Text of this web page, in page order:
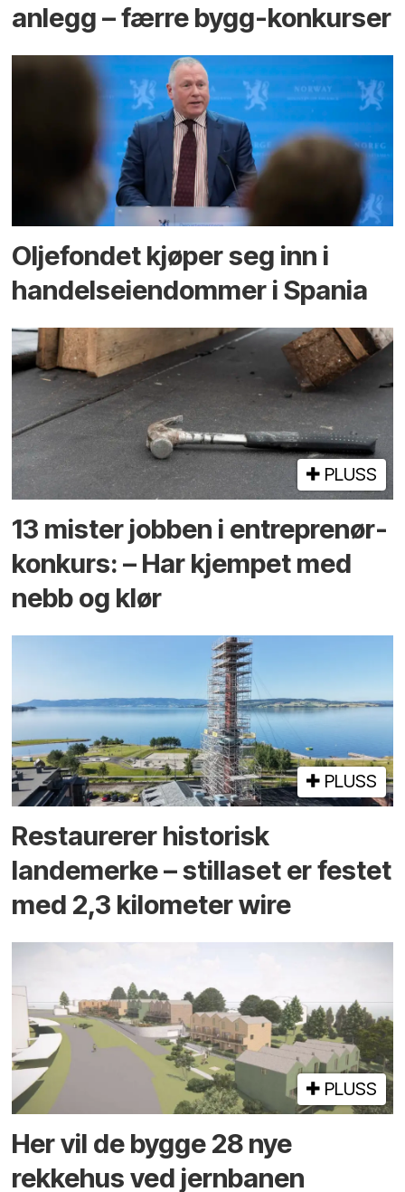
anlegg – færre bygg-konkurser
Oljefondet kjøper seg inn i
handels­eiendommer i Spania
PLUSS
13 mister jobben i entreprenør­
konkurs: – Har kjempet med
nebb og klør
PLUSS
Restaurerer historisk
landemerke – stillaset er festet
med 2,3 kilometer wire
PLUSS
Her vil de bygge 28 nye
rekkehus ved jernbanen